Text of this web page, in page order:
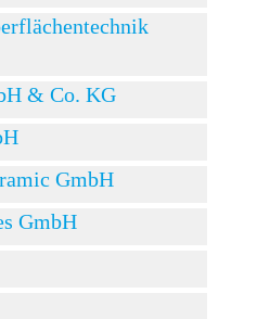
& Co. KG
GmbH
GmbH